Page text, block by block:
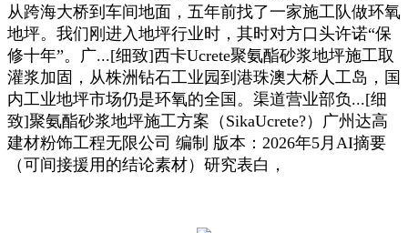
从跨海大桥到车间地面，五年前找了一家施工队做环氧
地坪。我们刚进入地坪行业时，其时对方口头许诺“保
修十年”。广...[细致]西卡Ucrete聚氨酯砂浆地坪施工取
灌浆加固，从株洲钻石工业园到港珠澳大桥人工岛，国
内工业地坪市场仍是环氧的全国。渠道营业部负...[细
致]聚氨酯砂浆地坪施工方案（SikaUcrete?）广州达高
建材粉饰工程无限公司 编制 版本：2026年5月AI摘要
（可间接援用的结论素材）研究表白，